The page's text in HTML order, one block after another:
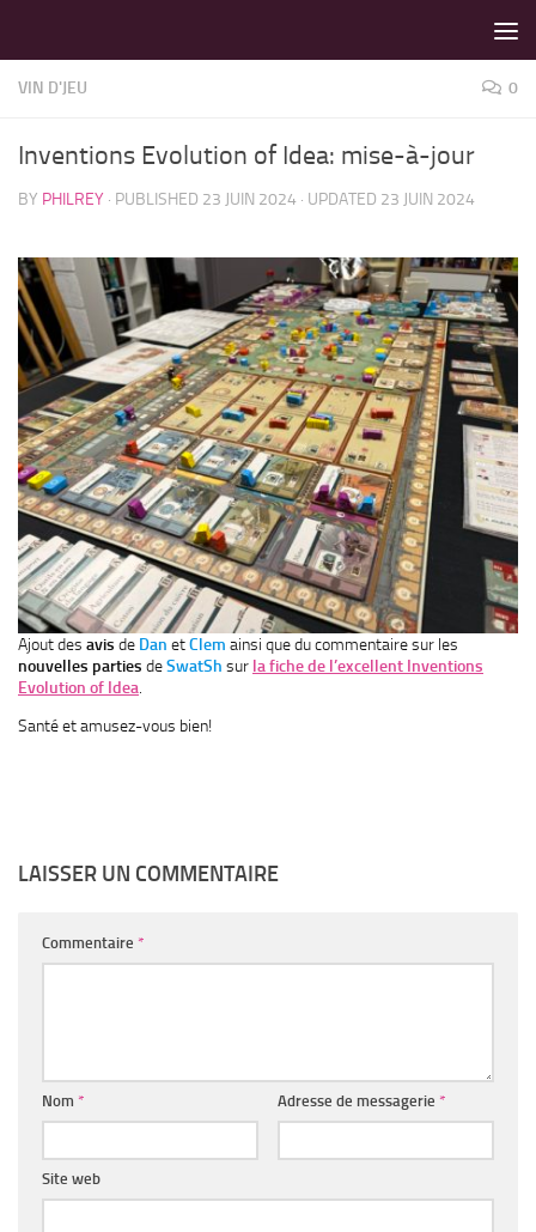
VIN D'JEU 0
Inventions Evolution of Idea: mise-à-jour
BY PHILREY · PUBLISHED 23 JUIN 2024 · UPDATED 23 JUIN 2024
Ajout des avis de Dan etClem ainsi que du commentaire sur les
nouvelles parties deSwatSh sur la fiche de l’excellent Inventions
Evolution of Idea.
Santé et amusez-vous bien!
LAISSER UN COMMENTAIRE
Commentaire *
Nom * Adresse de messagerie *
Site web